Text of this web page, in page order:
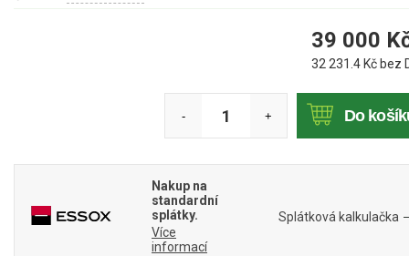
Sekačky
39 000
32 231.4 Kč bez
- + Do
Nakup na
standardní
splátky.
Více
informací
Splátková kalkulačka